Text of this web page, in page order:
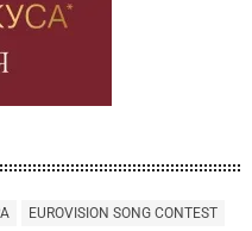
EUROVISION SONG CONTEST